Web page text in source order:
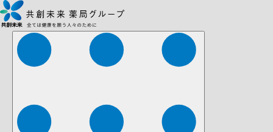
株式会社ファーマみらい 株式会社ストレチア